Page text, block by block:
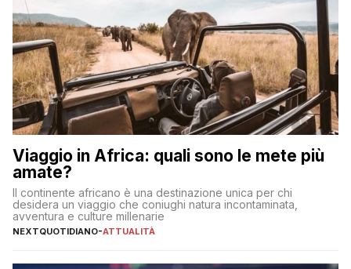
Viaggio in Africa: quali sono le mete più
amate?
Il continente africano è una destinazione unica per chi
desidera un viaggio che coniughi natura incontaminata,
avventura e culture millenarie
NEXTQUOTIDIANO-ATTUALITÀ